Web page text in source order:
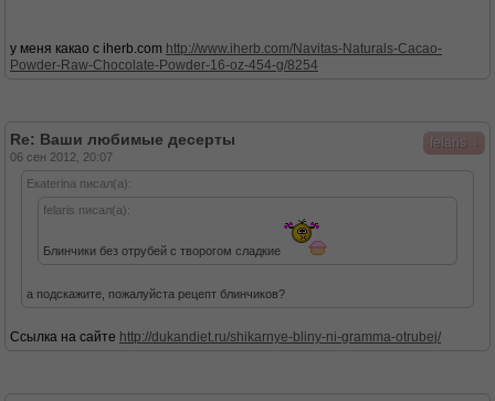
у меня какао c iherb.com http://www.iherb.com/Navitas-Naturals-Cacao-
Powder-Raw-Chocolate-Powder-16-oz-454-g/8254
felaris
Re: Ваши любимые десерты
06 сен 2012, 20:07
Eкaterina писал(а):
felaris писал(а):
Блинчики без отрубей с творогом сладкие
а подскажите, пожалуйста рецепт блинчиков?
Ссылка на сайте http://dukandiet.ru/shikarnye-bliny-ni-gramma-otrubej/